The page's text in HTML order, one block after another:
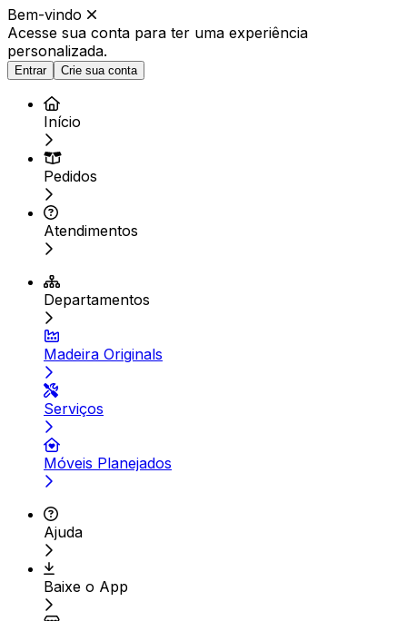
Bem-vindo
Acesse sua conta para ter uma experiência
personalizada.
Entrar Crie sua conta
Início
Pedidos
Atendimentos
Departamentos
Madeira Originals
Serviços
Móveis Planejados
Ajuda
Baixe o App